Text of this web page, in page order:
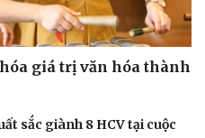
giá trị văn hóa thành
sắc giành 8 HCV tại cuộc